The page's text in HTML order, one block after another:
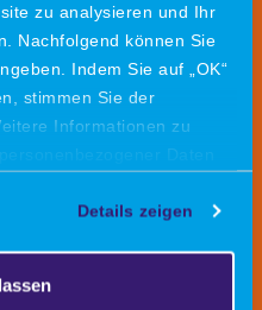
zu analysieren und Ihr
Nachfolgend können Sie
Indem Sie auf „OK“
stimmen Sie der
Informationen zu
Daten
Details zeigen
Umfeld sowie
und Prozesse der
Markt mit langen